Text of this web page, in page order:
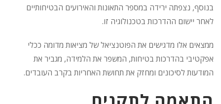
בנוסף, נצפתה ירידה במספר התאונות והאירועים הבטיחותיים
לאחר יישום ההדרכות בטכנולוגיה זו.
ממצאים אלו מדגישים את הפוטנציאל של מציאות מדומה ככלי
אפקטיבי בהדרכות בטיחות, המשפר את הלמידה, מגביר את
המודעות לסיכונים ומחזק את תחושת האחריות בקרב העובדים.